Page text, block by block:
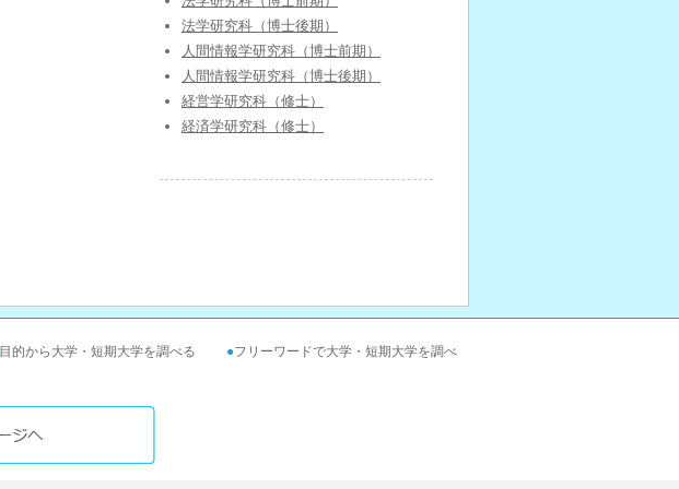
法学研究科（博士後期）
人間情報学研究科（博士前期）
人間情報学研究科（博士後期）
経営学研究科（修士）
経済学研究科（修士）
目的から大学・短期大学を調べる ●フリーワードで大学・短期大学を調べ